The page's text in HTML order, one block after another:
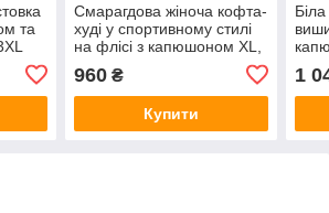
та
Смарагдова жіноча кофта-
худі у спортивному стилі
на флісі з капюшоном XL,
960₴
Купити
1